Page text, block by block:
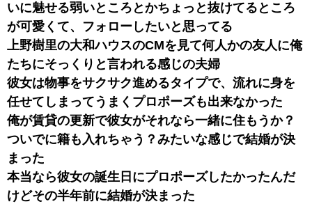
いに魅せる弱いところとかちょっと抜けてるところ
が可愛くて、フォローしたいと思ってる
上野樹里の大和ハウスのCMを見て何人かの友人に俺
たちにそっくりと言われる感じの夫婦
彼女は物事をサクサク進めるタイプで、流れに身を
任せてしまってうまくプロポーズも出来なかった
俺が賃貸の更新で彼女がそれなら一緒に住もうか？
ついでに籍も入れちゃう？みたいな感じで結婚が決
まった
本当なら彼女の誕生日にプロポーズしたかったんだ
けどその半年前に結婚が決まった